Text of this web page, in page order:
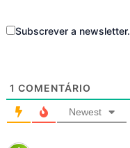
Subscrever a newsletter.
1 COMENTÁRIO
Newest